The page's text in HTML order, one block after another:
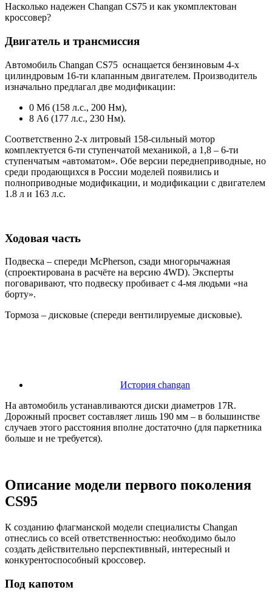
Насколько надежен Changan CS75 и как укомплектован
кроссовер?
Двигатель и трансмиссия
Автомобиль Changan CS75 оснащается бензиновым 4-х
цилиндровым 16-ти клапанным двигателем. Производитель
изначально предлагал две модификации:
0 М6 (158 л.с., 200 Нм),
8 А6 (177 л.с., 230 Нм).
Соответственно 2-х литровый 158-сильный мотор
комплектуется 6-ти ступенчатой механикой, а 1,8 – 6-ти
ступенчатым «автоматом». Обе версии переднеприводные, но
среди продающихся в России моделей появились и
полноприводные модификации, и модификации с двигателем
1.8 л и 163 л.с.
Ходовая часть
Подвеска – спереди McPherson, сзади многорычажная
(спроектирована в расчёте на версию 4WD). Эксперты
поговаривают, что подвеску пробивает с 4-мя людьми «на
борту».
Тормоза – дисковые (спереди вентилируемые дисковые).
История changan
На автомобиль устанавливаются диски диаметров 17R.
Дорожный просвет составляет лишь 190 мм – в большинстве
случаев этого расстояния вполне достаточно (для паркетника
больше и не требуется).
Описание модели первого поколения
CS95
К созданию флагманской модели специалисты Changan
отнеслись со всей ответственностью: необходимо было
создать действительно перспективный, интересный и
конкурентоспособный кроссовер.
Под капотом